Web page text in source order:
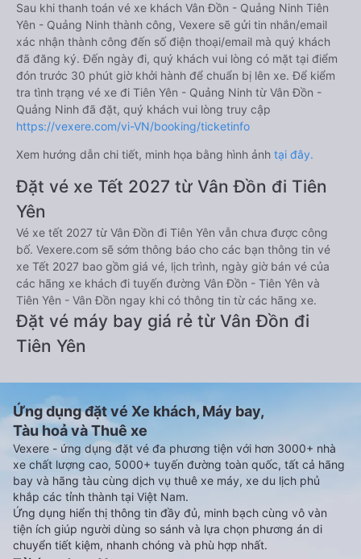
Sau khi thanh toán vé xe khách Vân Đồn - Quảng Ninh Tiên
Yên - Quảng Ninh thành công, Vexere sẽ gửi tin nhắn/email
xác nhận thành công đến số điện thoại/email mà quý khách
đã đăng ký. Đến ngày đi, quý khách vui lòng có mặt tại điểm
đón trước 30 phút giờ khởi hành để chuẩn bị lên xe. Để kiểm
tra tình trạng vé xe đi Tiên Yên - Quảng Ninh từ Vân Đồn -
Quảng Ninh đã đặt, quý khách vui lòng truy cập
https://vexere.com/vi-VN/booking/ticketinfo
Xem hướng dẫn chi tiết, minh họa bằng hình ảnh tại đây.
Đặt vé xe Tết 2027 từ Vân Đồn đi Tiên
Yên
Vé xe tết 2027 từ Vân Đồn đi Tiên Yên vẫn chưa được công
bố. Vexere.com sẽ sớm thông báo cho các bạn thông tin vé
xe Tết 2027 bao gồm giá vé, lịch trình, ngày giờ bán vé của
các hãng xe khách đi tuyến đường Vân Đồn - Tiên Yên và
Tiên Yên - Vân Đồn ngay khi có thông tin từ các hãng xe.
Đặt vé máy bay giá rẻ từ Vân Đồn đi
Tiên Yên
Ứng dụng đặt vé Xe khách, Máy bay,
Tàu hoả và Thuê xe
Vexere - ứng dụng đặt vé đa phương tiện với hơn 3000+ nhà
xe chất lượng cao, 5000+ tuyến đường toàn quốc, tất cả hãng
bay và hãng tàu cùng dịch vụ thuê xe máy, xe du lịch phủ
khắp các tỉnh thành tại Việt Nam.
Ứng dụng hiển thị thông tin đầy đủ, minh bạch cùng vô vàn
tiện ích giúp người dùng so sánh và lựa chọn phương án di
chuyển tiết kiệm, nhanh chóng và phù hợp nhất.